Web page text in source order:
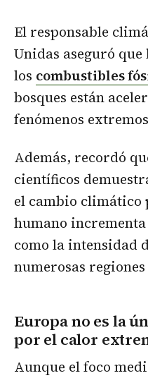
El responsable
Unidas aseguró
los combustibles
bosques están
fenómenos
Además, recordó
científicos
el cambio climático
humano
como la intensidad
numerosas
Europa no es la
por el calor
Aunque el foco